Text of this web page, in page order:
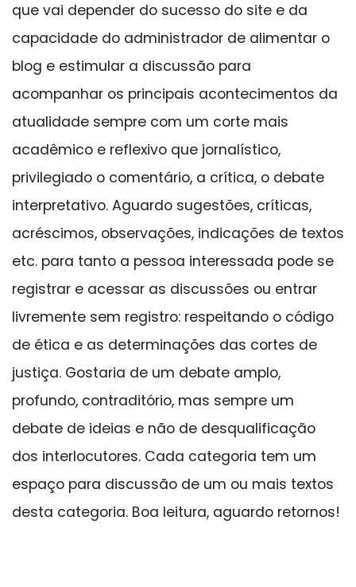
que vai depender do sucesso do site e da
capacidade do administrador de alimentar o
blog e estimular a discussão para
acompanhar os principais acontecimentos da
atualidade sempre com um corte mais
acadêmico e reflexivo que jornalístico,
privilegiado o comentário, a crítica, o debate
interpretativo. Aguardo sugestões, críticas,
acréscimos, observações, indicações de textos
etc. para tanto a pessoa interessada pode se
registrar e acessar as discussões ou entrar
livremente sem registro: respeitando o código
de ética e as determinações das cortes de
justiça. Gostaria de um debate amplo,
profundo, contraditório, mas sempre um
debate de ideias e não de desqualificação
dos interlocutores. Cada categoria tem um
espaço para discussão de um ou mais textos
desta categoria. Boa leitura, aguardo retornos!